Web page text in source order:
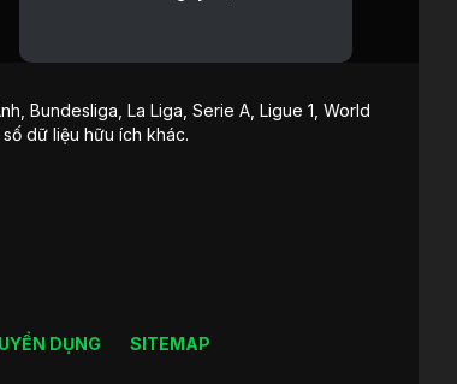
Bundesliga, La Liga, Serie A, Ligue 1, World
dữ liệu hữu ích khác.
DỤNG SITEMAP